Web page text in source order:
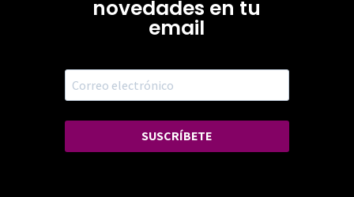
novedades en tu
email
SUSCRÍBETE